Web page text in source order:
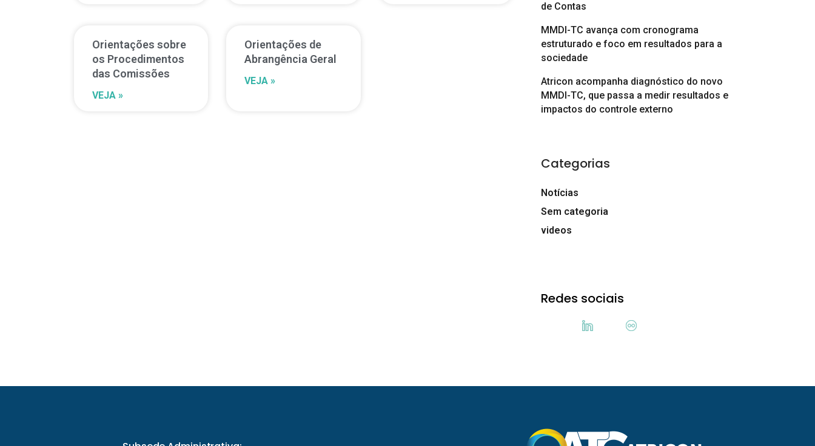
Orientações sobre
os Procedimentos
das Comissões
VEJA »
Orientações de
Abrangência Geral
VEJA »
de Contas
MMDI-TC avança com cronograma
estruturado e foco em resultados para a
sociedade
Atricon acompanha diagnóstico do novo
MMDI-TC, que passa a medir resultados e
impactos do controle externo
Categorias
Notícias
Sem categoria
videos
Redes sociais